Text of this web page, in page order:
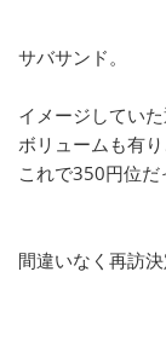
サバサンド。
イメージしてい
ボリュームも有り
これで350円位だ
間違いなく再訪決